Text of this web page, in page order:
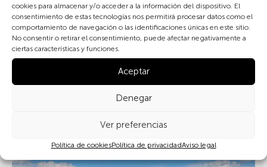
cookies para almacenar y/o acceder a la información del dispositivo. El
consentimiento de estas tecnologías nos permitirá procesar datos como el
comportamiento de navegación o las identificaciones únicas en este sitio.
No consentir o retirar el consentimiento, puede afectar negativamente a
ciertas características y funciones.
Aceptar
Denegar
Ver preferencias
Política de cookiesPolítica de privacidadAviso legal
Rápida urbanización (Benín)